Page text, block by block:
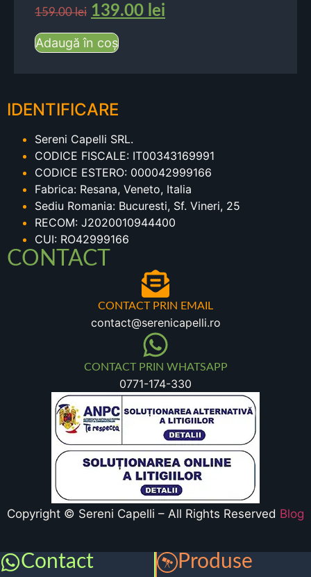
159.00lei 139.00 lei
Adaugă în coș
IDENTIFICARE
Sereni Capelli SRL.
CODICE FISCALE: IT00343169991
CODICE ESTERO: 000042999166
Fabrica: Resana, Veneto, Italia
Sediu Romania: Bucuresti, Sf. Vineri, 25
RECOM: J2020010944400
CUI: RO42999166
CONTACT
CONTACT PRIN EMAIL
contact@serenicapelli.ro
CONTACT PRIN WHATSAPP
0771-174-330
Copyright © Sereni Capelli – All Rights Reserved Blog
Contact Produse